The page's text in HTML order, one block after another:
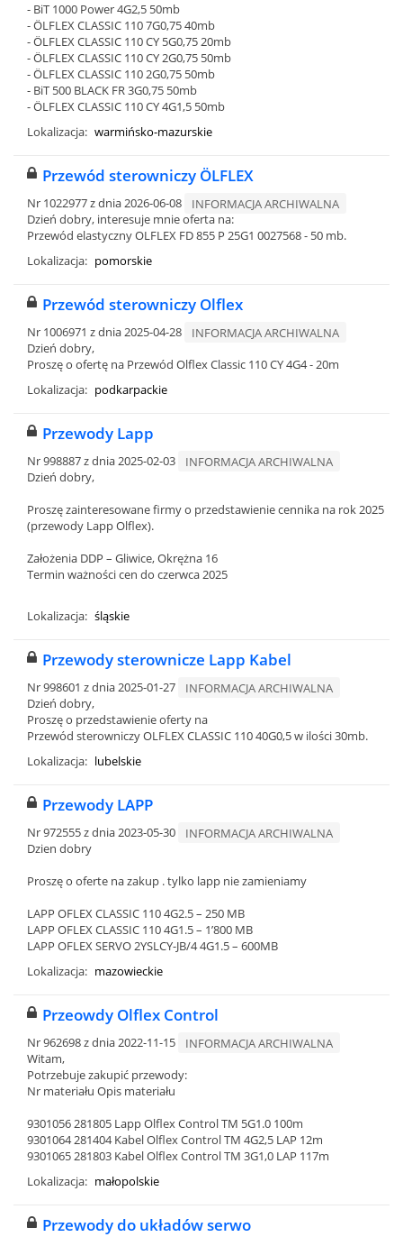
- BiT 1000 Power 4G2,5 50mb
- ÖLFLEX CLASSIC 110 7G0,75 40mb
- ÖLFLEX CLASSIC 110 CY 5G0,75 20mb
- ÖLFLEX CLASSIC 110 CY 2G0,75 50mb
- ÖLFLEX CLASSIC 110 2G0,75 50mb
- BiT 500 BLACK FR 3G0,75 50mb
- ÖLFLEX CLASSIC 110 CY 4G1,5 50mb
Lokalizacja: warmińsko-mazurskie
Przewód sterowniczy ÖLFLEX
Nr 1022977 z dnia 2026-06-08
INFORMACJA ARCHIWALNA
Dzień dobry, interesuje mnie oferta na:
Przewód elastyczny OLFLEX FD 855 P 25G1 0027568 - 50 mb.
Lokalizacja: pomorskie
Przewód sterowniczy Olflex
Nr 1006971 z dnia 2025-04-28
INFORMACJA ARCHIWALNA
Dzień dobry,
Proszę o ofertę na Przewód Olflex Classic 110 CY 4G4 - 20m
Lokalizacja: podkarpackie
Przewody Lapp
Nr 998887 z dnia 2025-02-03
INFORMACJA ARCHIWALNA
Dzień dobry,
Proszę zainteresowane firmy o przedstawienie cennika na rok 2025
(przewody Lapp Olflex).
Założenia DDP – Gliwice, Okrężna 16
Termin ważności cen do czerwca 2025
Lokalizacja: śląskie
Przewody sterownicze Lapp Kabel
Nr 998601 z dnia 2025-01-27
INFORMACJA ARCHIWALNA
Dzień dobry,
Proszę o przedstawienie oferty na
Przewód sterowniczy OLFLEX CLASSIC 110 40G0,5 w ilości 30mb.
Lokalizacja: lubelskie
Przewody LAPP
Nr 972555 z dnia 2023-05-30
INFORMACJA ARCHIWALNA
Dzien dobry
Proszę o oferte na zakup . tylko lapp nie zamieniamy
LAPP OFLEX CLASSIC 110 4G2.5 – 250 MB
LAPP OFLEX CLASSIC 110 4G1.5 – 1’800 MB
LAPP OFLEX SERVO 2YSLCY-JB/4 4G1.5 – 600MB
Lokalizacja: mazowieckie
Przeowdy Olflex Control
Nr 962698 z dnia 2022-11-15
INFORMACJA ARCHIWALNA
Witam,
Potrzebuje zakupić przewody:
Nr materiału Opis materiału
9301056 281805 Lapp Olflex Control TM 5G1.0 100m
9301064 281404 Kabel Olflex Control TM 4G2,5 LAP 12m
9301065 281803 Kabel Olflex Control TM 3G1,0 LAP 117m
Lokalizacja: małopolskie
Przewody do układów serwo